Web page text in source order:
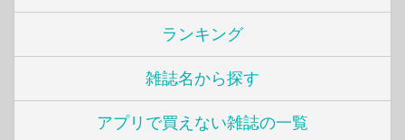
ランキング
雑誌名から探す
アプリで買えない雑誌の一覧